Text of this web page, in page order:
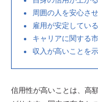
周囲の人を安心さ
雇用が安定している
キャリアに関する
収入が高いことを
信用性が高いことは、高